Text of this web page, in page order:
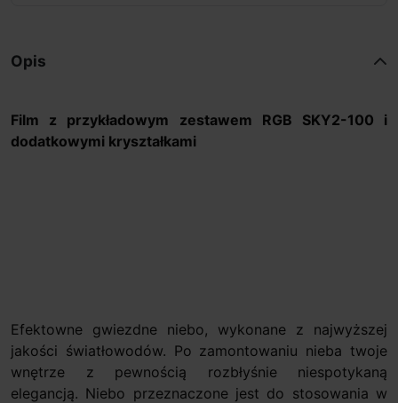
Opis
Film z przykładowym zestawem RGB SKY2-100 i
dodatkowymi kryształkami
Efektowne gwiezdne niebo, wykonane z najwyższej
jakości światłowodów. Po zamontowaniu nieba twoje
wnętrze z pewnością rozbłyśnie niespotykaną
elegancją. Niebo przeznaczone jest do stosowania w